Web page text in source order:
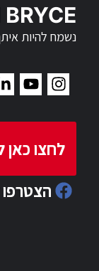
נשמח להיות
לחצו כאן